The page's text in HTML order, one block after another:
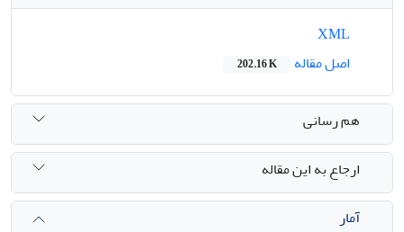
اصل مقاله
202.16 K
هم رسانی
ارجاع به این مقاله
آمار